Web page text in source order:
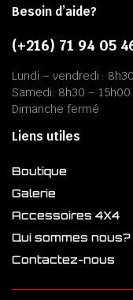
Besoin d’aide?
(+216) 71 94 05
Lundi – vendredi :
Samedi: 8h30 – 15h00
Dimanche fermé
Liens utiles
Boutique
Galerie
Accessoires 4X4
Qui sommes nous?
Contactez-nous